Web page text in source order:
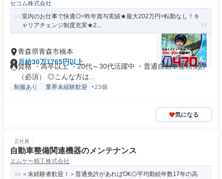
セコム株式会社
室内のお仕事で快適◎<昨年賞与実績★最大202万円>転勤なし！キ
ャリアチェンジ制度充実★2...
青森県青森市橋本
月給30万1765円以上
資格 ・高卒以上 ・20代～30代活躍中 ・普通自動車運転免許
（必須） ◎こんな方は...
制服あり 業界未経験歓迎 +23個
気になる
正社員
自動車整備関連機器のメンテナンス
エムケー精工株式会社
＜未経験者歓迎！＞普通免許があればOK◎平均勤続年数17年の高